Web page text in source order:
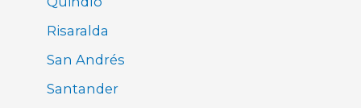
Risaralda
San Andrés
Santander